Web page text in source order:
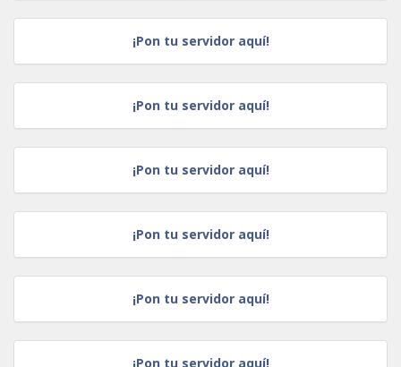
¡Pon tu servidor aquí!
¡Pon tu servidor aquí!
¡Pon tu servidor aquí!
¡Pon tu servidor aquí!
¡Pon tu servidor aquí!
¡Pon tu servidor aquí!